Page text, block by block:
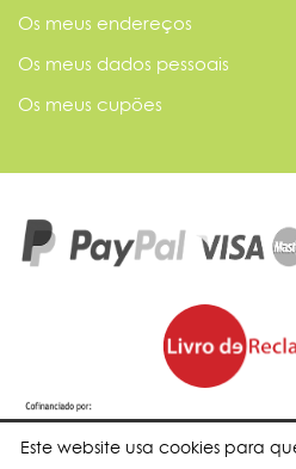
Este website usa cookies para
Os meus endereços
Os meus dados pessoais
Os meus cupões